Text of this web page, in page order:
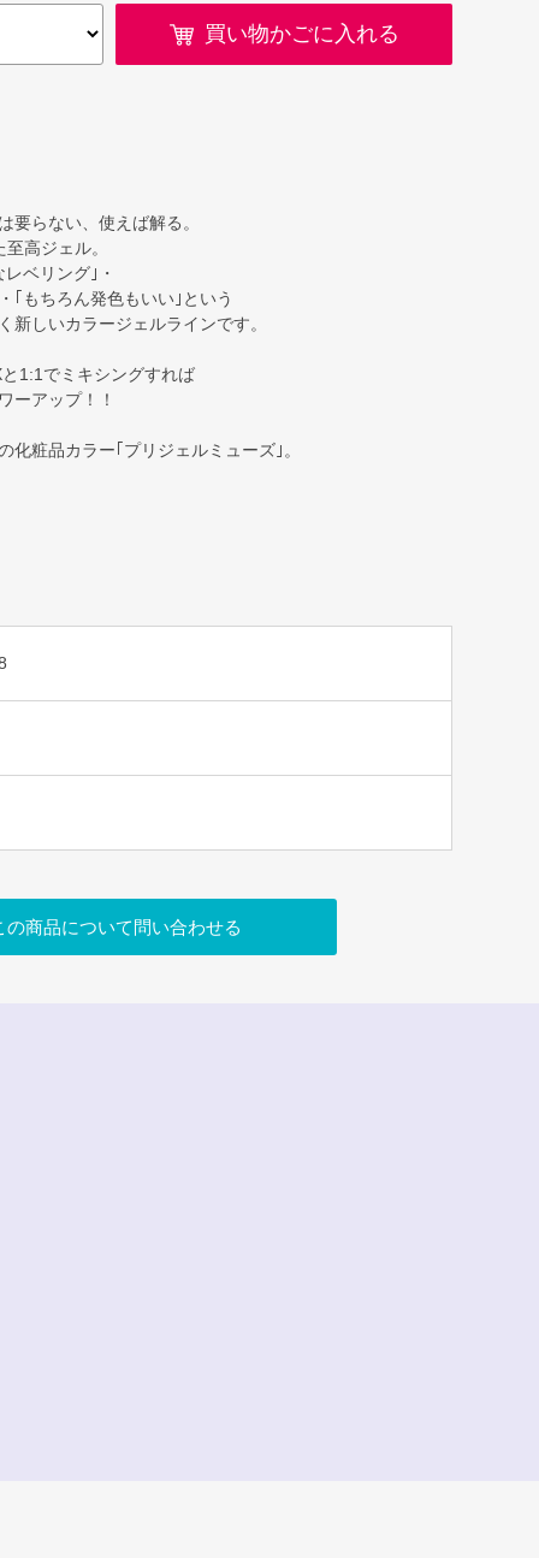
買い物かごに入れる
らない、使えば解る。
高ジェル。
ベリング｣・
｢もちろん発色もいい｣という
新しいカラージェルラインです。
1:1でミキシングすれば
ーアップ！！
化粧品カラー｢プリジェルミューズ｣。
の商品について問い合わせる